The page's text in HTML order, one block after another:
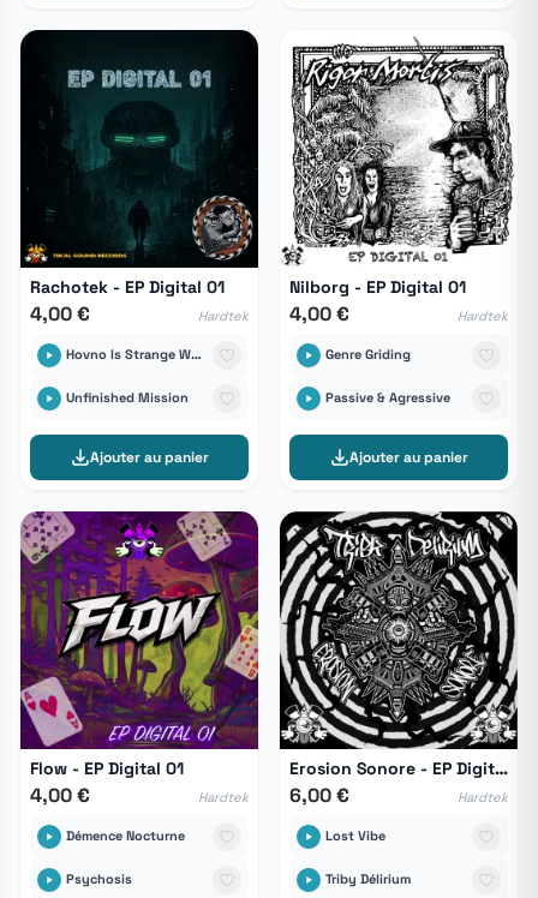
Rachotek - EP Digital 01
4,00 € Hardtek
Hovno Is Strange World
Unfinished Mission
Ajouter au panier
Nilborg - EP Digital 01
4,00 € Hardtek
Genre Griding
Passive & Agressive
Ajouter au panier
Flow - EP Digital 01
4,00 € Hardtek
Démence Nocturne
Psychosis
Erosion Sonore - EP Digital 01
6,00 € Hardtek
Lost Vibe
Triby Délirium